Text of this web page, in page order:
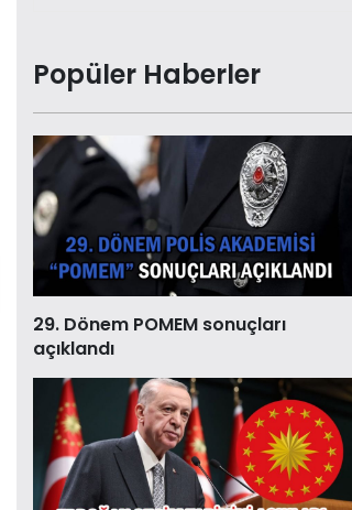
Popüler Haberler
29. Dönem POMEM sonuçları
açıklandı